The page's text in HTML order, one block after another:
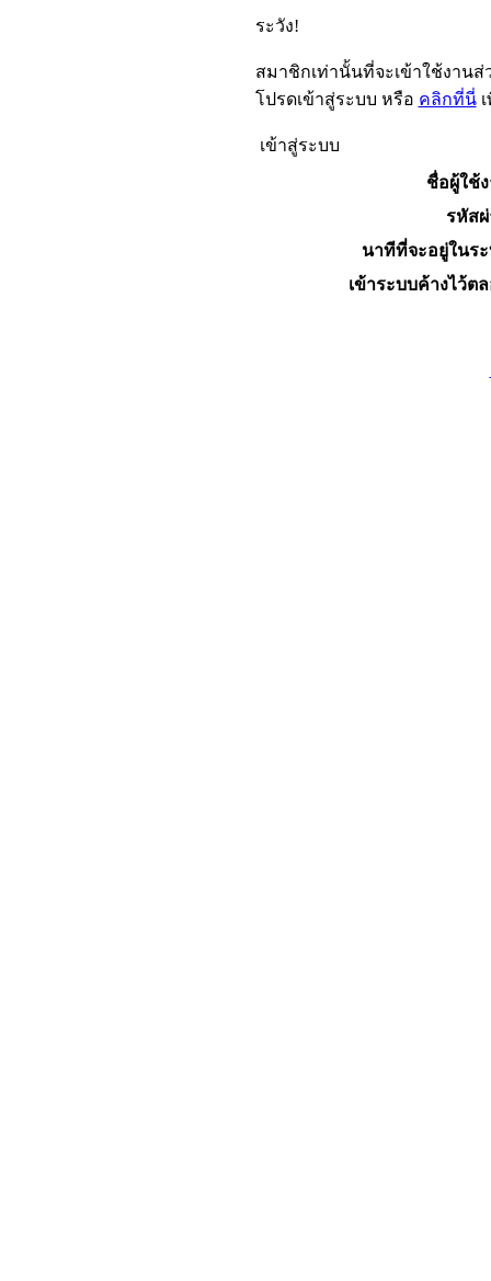
ระวัง!
สมาชิกเท่านั้นที่จะเข้าใช้งานส่
โปรดเข้าสู่ระบบ หรือ คลิกที่นี่เ
เข้าสู่ระบบ
ชื่อผู้ใช้
รหัส
นาทีที่จะอยู่ในร
เข้าระบบค้างไว้ต